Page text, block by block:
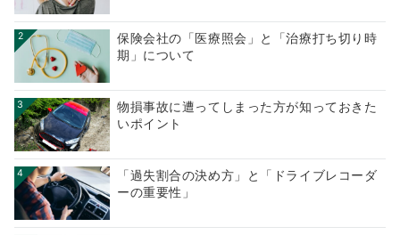
2
保険会社の「医療照会」と「治療打ち切り時
期」について
3
物損事故に遭ってしまった方が知っておきた
いポイント
4
「過失割合の決め方」と「ドライブレコーダ
ーの重要性」